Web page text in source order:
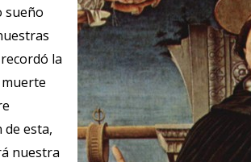
sueño
la
esta,
nuestra